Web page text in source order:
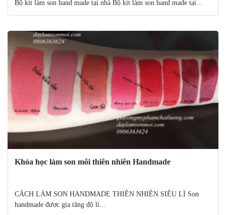
Bộ kit làm son hand made tại nhà Bộ kit làm son hand made tại...
Khóa học làm son môi thiên nhiên Handmade
CÁCH LÀM SON HANDMADE THIÊN NHIÊN SIÊU LÌ Son
handmade được gia tăng độ lì...